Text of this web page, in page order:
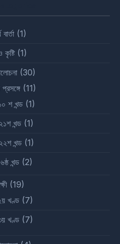
(1)
(1)
(30)
(11)
শ খন্ড(1)
খন্ড (1)
খন্ড(1)
খন্ড(2)
(19)
খণ্ড(7)
খণ্ড(7)